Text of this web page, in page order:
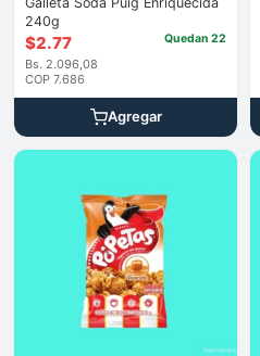
240g
$2.77
Bs. 2.096,08
COP 7.686
Quedan 22
Agregar